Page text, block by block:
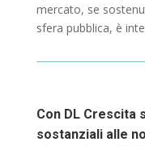
mercato, se
sfera pubblica, è
Con DL Crescita
sostanziali alle